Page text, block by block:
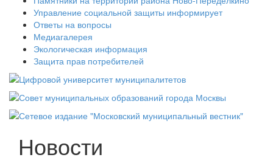
Управление социальной защиты информирует
Ответы на вопросы
Медиагалерея
Экологическая информация
Защита прав потребителей
Новости